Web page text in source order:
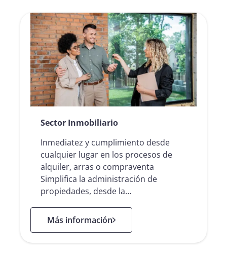
Sector Inmobiliario
Inmediatez y cumplimiento desde
cualquier lugar en los procesos de
alquiler, arras o compraventa
Simplifica la administración de
propiedades, desde la…
Más información
: Sector Inmobiliario